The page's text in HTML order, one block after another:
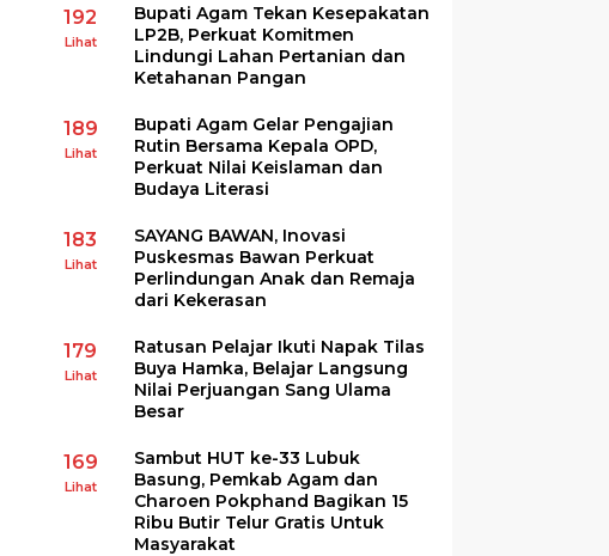
192
Lihat
Bupati Agam Tekan Kesepakatan
LP2B, Perkuat Komitmen
Lindungi Lahan Pertanian dan
Ketahanan Pangan
189
Lihat
Bupati Agam Gelar Pengajian
Rutin Bersama Kepala OPD,
Perkuat Nilai Keislaman dan
Budaya Literasi
183
Lihat
SAYANG BAWAN, Inovasi
Puskesmas Bawan Perkuat
Perlindungan Anak dan Remaja
dari Kekerasan
179
Lihat
Ratusan Pelajar Ikuti Napak Tilas
Buya Hamka, Belajar Langsung
Nilai Perjuangan Sang Ulama
Besar
169
Lihat
Sambut HUT ke-33 Lubuk
Basung, Pemkab Agam dan
Charoen Pokphand Bagikan 15
Ribu Butir Telur Gratis Untuk
Masyarakat